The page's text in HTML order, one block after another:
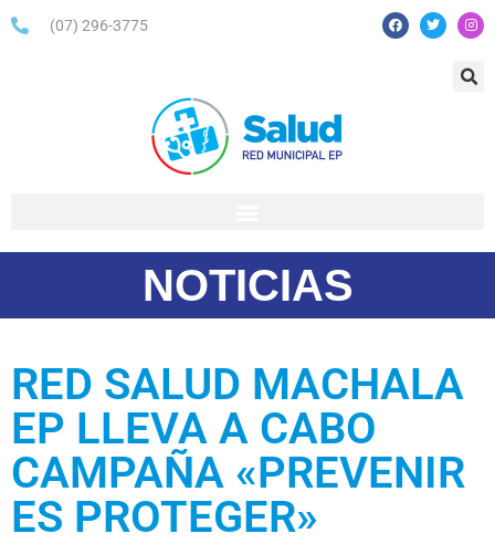
(07) 296-3775
NOTICIAS
RED SALUD MACHALA
EP LLEVA A CABO
CAMPAÑA «PREVENIR
ES PROTEGER»